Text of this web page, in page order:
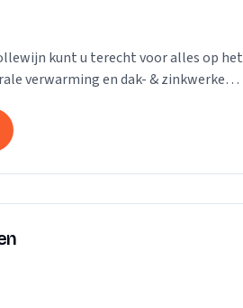
kunt u terecht voor alles op het
verwarming en dak- & zinkwerken.